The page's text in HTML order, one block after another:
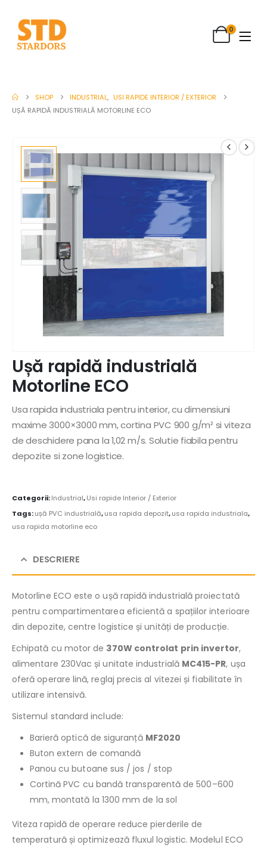
0
SHOP INDUSTRIAL, USI RAPIDE INTERIOR / EXTERIOR
UȘĂ RAPIDĂ INDUSTRIALĂ MOTORLINE ECO
Ușă rapidă industrială
Motorline ECO
Usa rapida industriala pentru interior, cu dimensiuni
maxime 3000×3000 mm, cortina PVC 900 g/m² si viteza
de deschidere pana la 1,02 m/s. Solutie fiabila pentru
depozite si zone logistice.
Categorii:Industrial,Usi rapide Interior / Exterior
Tags:ușă PVC industrială,usa rapida depozit,usa rapida industriala,
usa rapida motorline eco
DESCRIERE
Motorline ECO este o ușă rapidă industrială proiectată
pentru compartimentarea eficientă a spațiilor interioare
din depozite, centre logistice și unități de producție.
Echipată cu motor de 370W controlat prin invertor,
alimentare 230Vac și unitate industrială MC415-PR, ușa
oferă operare lină, reglaj precis al vitezei și fiabilitate în
utilizare intensivă.
Sistemul standard include:
Barieră optică de siguranță MF2020
Buton extern de comandă
Panou cu butoane sus / jos / stop
Cortină PVC cu bandă transparentă de 500–600
mm, montată la 1300 mm de la sol
Viteza rapidă de operare reduce pierderile de
temperatură și optimizează fluxul logistic. Modelul ECO